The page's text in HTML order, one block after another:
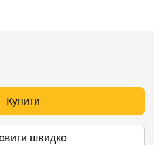
Купити
швидко